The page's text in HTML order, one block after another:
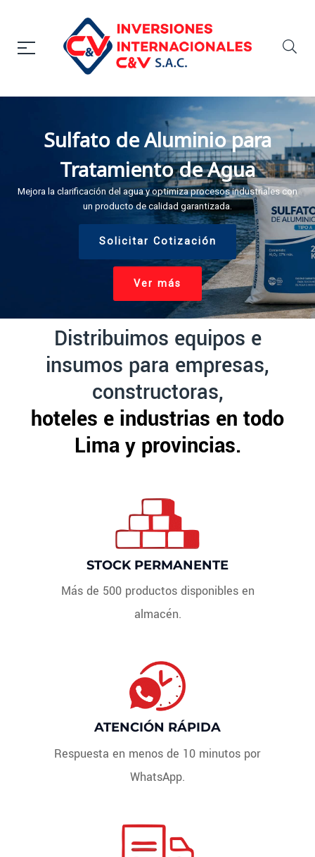
Sulfato de Aluminio para
Tratamiento de Agua
Mejora la clarificación del agua y optimiza procesos industriales con
un producto de calidad garantizada.
Solicitar Cotización
Ver más
Distribuimos equipos e
insumos para empresas,
constructoras,
hoteles e industrias en todo
Lima y provincias.
STOCK PERMANENTE
Más de 500 productos disponibles en
almacén.
ATENCIÓN RÁPIDA
Respuesta en menos de 10 minutos por
WhatsApp.